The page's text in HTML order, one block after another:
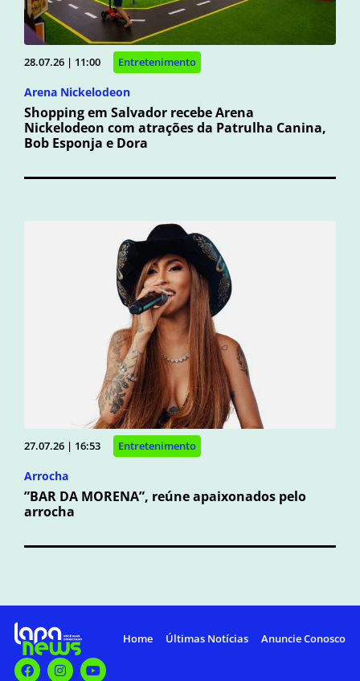
28.07.26 | 11:00 Entretenimento
Arena Nickelodeon
Shopping em Salvador recebe Arena
Nickelodeon com atrações da Patrulha Canina,
Bob Esponja e Dora
27.07.26 | 16:53 Entretenimento
Arrocha
”BAR DA MORENA”, reúne apaixonados pelo
arrocha
Home Últimas Notícias Anuncie Conosco